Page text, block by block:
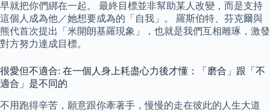
早就把你們綁在一起。 最終目標並非幫助某人改變，而是支持
這個人成為他／她想要成為的「自我」。 羅斯伯特、芬克爾與
熊代首次提出「米開朗基羅現象」，也就是我們互相雕琢，激發
對方努力達成目標。
很愛但不適合: 在一個人身上耗盡心力後才懂：「磨合」跟「不
適合」是不同的
不用跑得辛苦，願意跟你牽著手，慢慢的走在彼此的人生大道